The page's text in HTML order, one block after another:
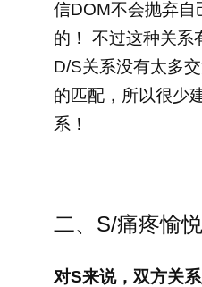
信DOM不会抛弃自
的！ 不过这种关系
D/S关系没有太多
的匹配，所以很少
系！
二、S/痛疼愉悦
对S来说，双方关